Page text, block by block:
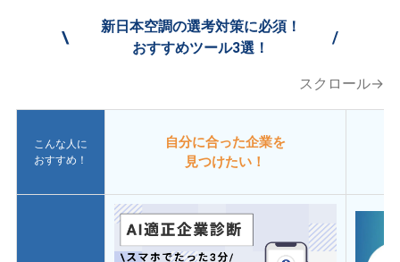
\
新日本空調の選考対策に必須！
おすすめツール3選！
/
スクロール→
こんな人に
おすすめ！
自分に合った企業を
見つけたい！